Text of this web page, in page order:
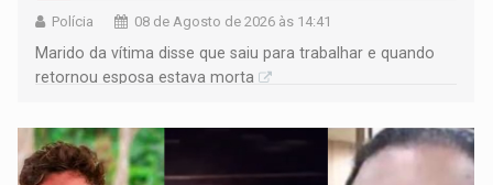
Polícia 08 de Agosto de 2026 às 14:41
Marido da vítima disse que saiu para trabalhar e quando
retornou esposa estava morta